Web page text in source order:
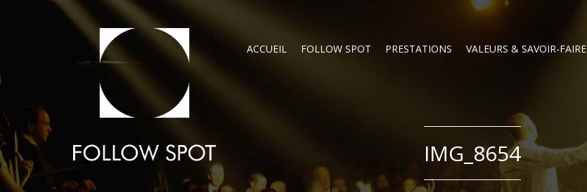
ACCUEIL FOLLOW SPOT PRESTATIONS VALEURS & SAVOIR-FAIRE
IMG_8654